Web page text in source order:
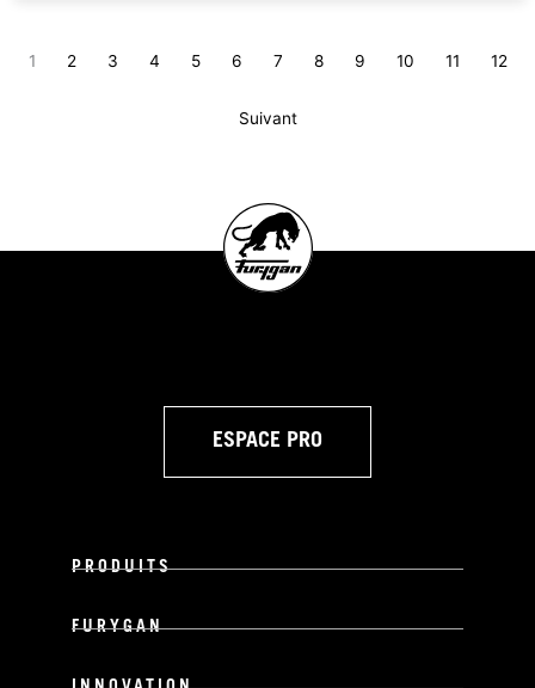
1 2 3 4 5 6 7 8 9 10 11 12
Suivant
ESPACE PRO
PRODUITS
FURYGAN